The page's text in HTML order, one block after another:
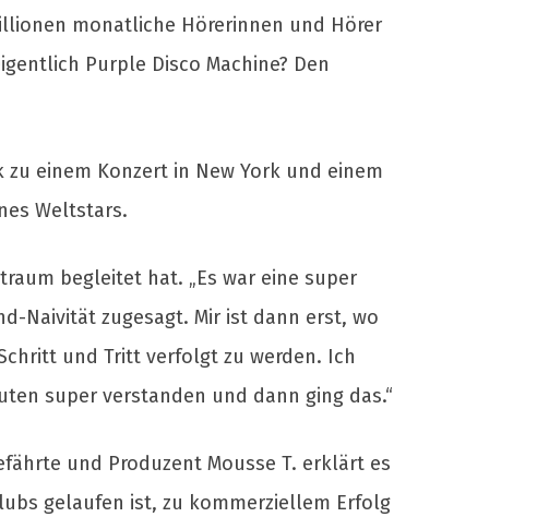
monatliche Hörerinnen und Hörer
Purple Disco Machine? Den
einem Konzert in New York und einem
Weltstars.
begleitet hat. „Es war eine super
Naivität zugesagt. Mir ist dann erst, wo
und Tritt verfolgt zu werden. Ich
super verstanden und dann ging das.“
und Produzent Mousse T. erklärt es
gelaufen ist, zu kommerziellem Erfolg